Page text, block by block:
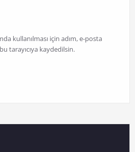
kullanılması için adım, e-posta
tarayıcıya kaydedilsin.